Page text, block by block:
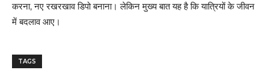
करना, नए रखरखाव डिपो बनाना। लेकिन मुख्य बात यह है कि यात्रियों के जीवन
में बदलाव आए।
TAGS